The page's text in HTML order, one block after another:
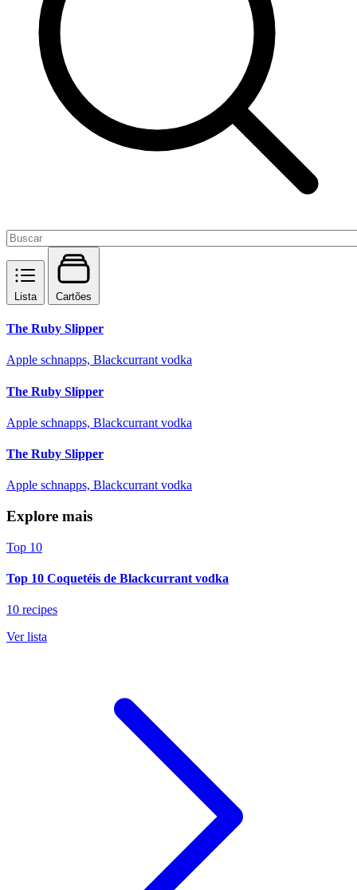
Lista Cartões
The Ruby Slipper
Apple schnapps, Blackcurrant vodka
The Ruby Slipper
Apple schnapps, Blackcurrant vodka
The Ruby Slipper
Apple schnapps, Blackcurrant vodka
Explore mais
Top 10
Top 10 Coquetéis de Blackcurrant vodka
10 recipes
Ver lista